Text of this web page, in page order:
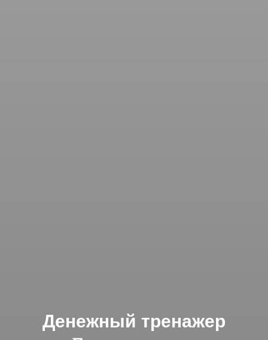
Денежный тренажер